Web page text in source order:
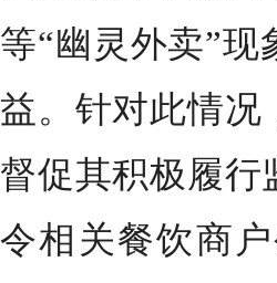
等“幽灵外卖”
益。针对此情况
督促其积极履行
令相关餐饮商